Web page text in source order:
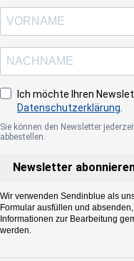
Ich möchte Ihren
Datenschutzerklärung
Sie können den Newsletter
abbestellen.
Newsletter
Wir verwenden Sendinblue als
Formular ausfüllen und
Informationen zur Bearbeitung
werden.